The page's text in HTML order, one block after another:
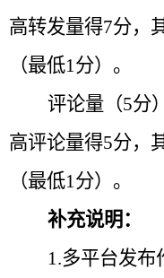
高转发量得7分，
（最低1 分）。
评论量（5分
高评论量得5分，
（最低1 分）。
补充说明：
1.多平台发布